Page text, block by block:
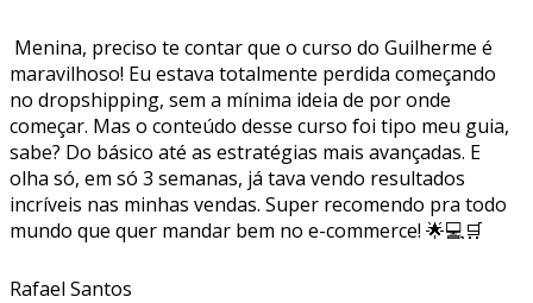
Menina, preciso te contar que o curso do Guilherme é
maravilhoso! Eu estava totalmente perdida começando
no dropshipping, sem a mínima ideia de por onde
começar. Mas o conteúdo desse curso foi tipo meu guia,
sabe? Do básico até as estratégias mais avançadas. E
olha só, em só 3 semanas, já tava vendo resultados
incríveis nas minhas vendas. Super recomendo pra todo
mundo que quer mandar bem no e-commerce! 🌟💻🛒
Rafael Santos